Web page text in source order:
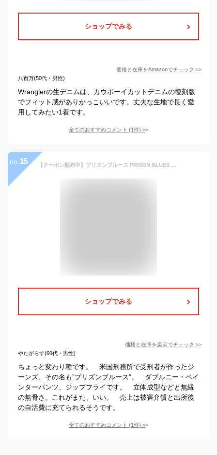
ショップでみる
価格と在庫をAmazonでチェック >>
八百万(50代・男性)
Wranglerの生デニムは、カウボーイカットデニムの復刻版
でフィット感がありかっこいいです。丈夫な生地で長く愛
用してみたい1着です。
全てのおすすめコメント (1件) >
no. 15 【クーポン配布中】プリズンブルース PRISON BLUES ダブルニーワークジーンズ リジッドブルー ｜ メンズ レギュラーサイズ アメリカ製 米国製 MADE IN USA デニム ペインターパンツ ハンドメイド 14.75オンス 綿 コットン100％ サイズ28-42 レングス32
ショップでみる
価格と在庫を楽天でチェック >>
やたがらす(60代・男性)
ちょっと変わり種です。 米国刑務所で受刑者が作ったジ
ーンズ、その名も”プリズンブルース”。 ダブルニー・ペイ
ンターパンツ、ジップフライです。 立体成型などと無縁
の無骨さ。これがまた、いい。 売上は被害弁償と出所後
の自活費に充てられるそうです。
全てのおすすめコメント (1件) >